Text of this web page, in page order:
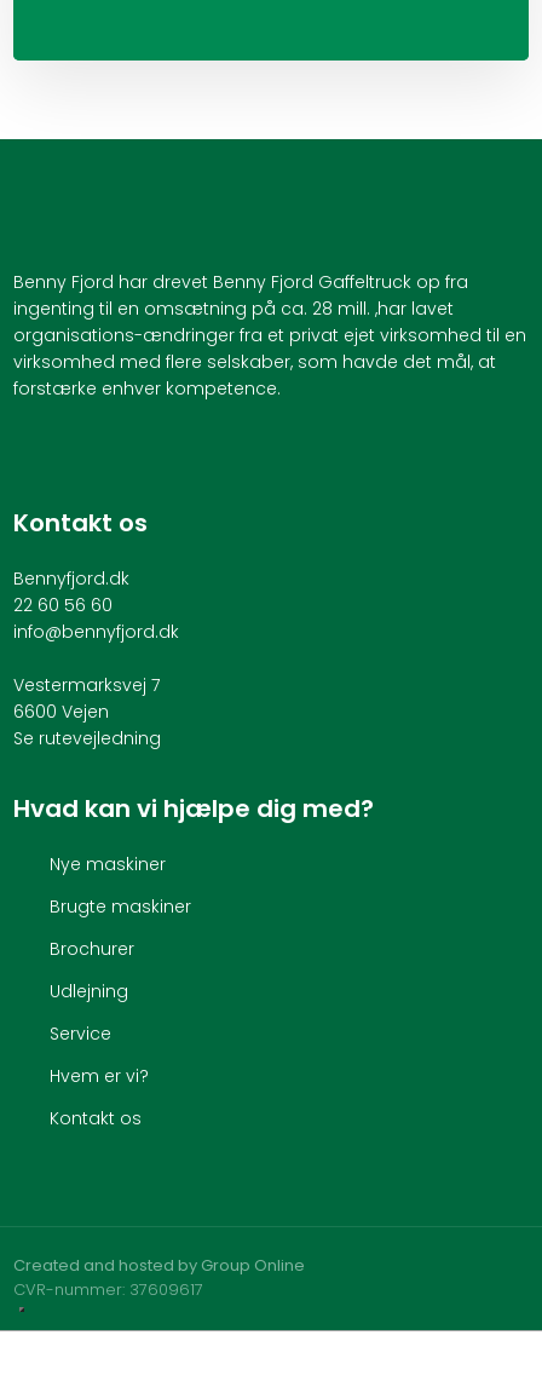
Benny Fjord har drevet Benny Fjord Gaffeltruck op fra
ingenting til en omsætning på ca. 28 mill. ,har lavet
organisations-ændringer fra et privat ejet virksomhed til en
virksomhed med flere selskaber, som havde det mål, at
forstærke enhver kompetence.
Kontakt os
Bennyfjord.dk
22 60 56 60
info@bennyfjord.dk
Vestermarksvej 7
6600 Vejen
Se rutevejledning
Hvad kan vi hjælpe dig med?
Nye maskiner
Brugte maskiner
Brochurer
Udlejning
Service
Hvem er vi?
Kontakt os
Created and hosted by Group Online
CVR-nummer: 37609617